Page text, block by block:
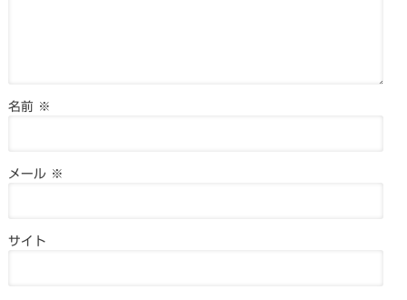
名前 ※
メール ※
サイト